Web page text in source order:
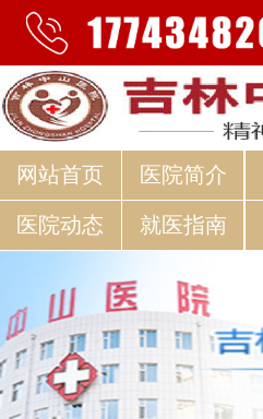
网站首页 医院简介
医院动态 就医指南